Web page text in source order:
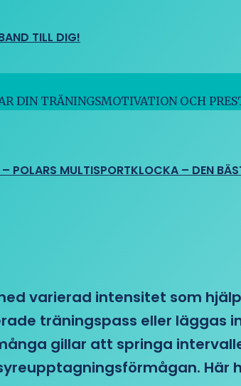
TILL DIG!
DIN TRÄNINGSMOTIVATION OCH
POLARS MULTISPORTKLOCKA – DEN
varierad intensitet som
träningspass eller läggas
gillar att springa
Här